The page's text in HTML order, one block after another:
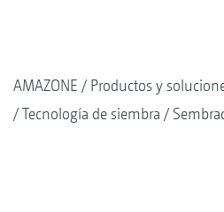
AMAZONE
Productos y
Tecnología de siembra